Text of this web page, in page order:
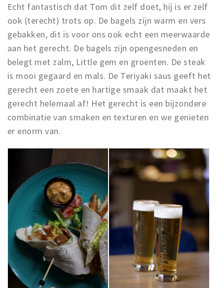
Echt fantastisch dat Tom dit zelf doet, hij is er zelf
ook (terecht) trots op. De bagels zijn warm en vers
gebakken, dit is voor ons ook echt een meerwaarde
aan het gerecht. De bagels zijn opengesneden en
belegt met zalm, Little gem en groenten. De steak
is mooi gegaard en mals. De Teriyaki saus geeft het
gerecht een zoete en hartige smaak dat maakt het
gerecht helemaal af! Het gerecht is een bijzondere
combinatie van smaken en texturen en we genieten
er enorm van.